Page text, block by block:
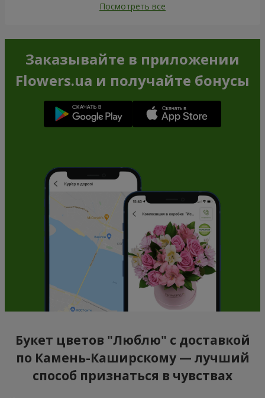
Посмотреть все
Заказывайте в приложении
Flowers.ua и получайте бонусы
Букет цветов "Люблю" с доставкой
по Камень-Каширскому — лучший
способ признаться в чувствах